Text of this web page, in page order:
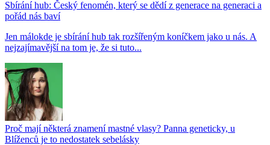
Sbírání hub: Český fenomén, který se dědí z generace na generaci a
pořád nás baví
Jen málokde je sbírání hub tak rozšířeným koníčkem jako u nás. A
nejzajímavější na tom je, že si tuto...
Proč mají některá znamení mastné vlasy? Panna geneticky, u
Blíženců je to nedostatek sebelásky